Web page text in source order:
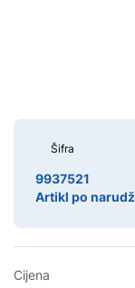
Šifra
9937521
Artikl po
Cijena